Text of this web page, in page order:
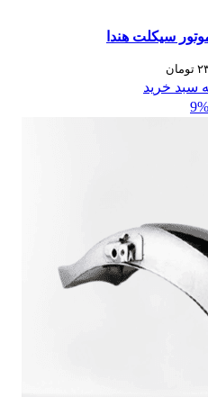
سیکلت هندا
تومان
سبد خرید